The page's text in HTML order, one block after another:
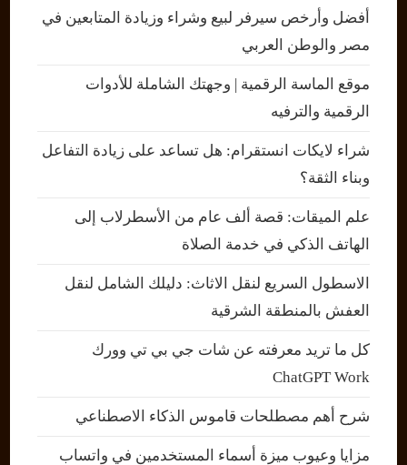
أفضل وأرخص سيرفر لبيع وشراء وزيادة المتابعين في
مصر والوطن العربي
موقع الماسة الرقمية | وجهتك الشاملة للأدوات
الرقمية والترفيه
شراء لايكات انستقرام: هل تساعد على زيادة التفاعل
وبناء الثقة؟
علم الميقات: قصة ألف عام من الأسطرلاب إلى
الهاتف الذكي في خدمة الصلاة
الاسطول السريع لنقل الاثاث: دليلك الشامل لنقل
العفش بالمنطقة الشرقية
كل ما تريد معرفته عن شات جي بي تي وورك
ChatGPT Work
شرح أهم مصطلحات قاموس الذكاء الاصطناعي
مزايا وعيوب ميزة أسماء المستخدمين في واتساب